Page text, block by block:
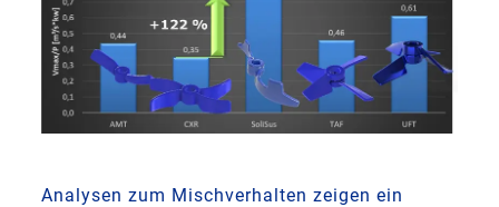
Analysen zum Mischverhalten zeigen ein